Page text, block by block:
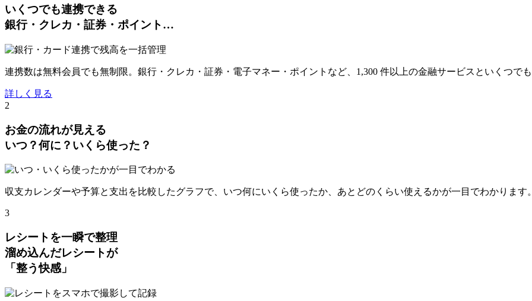
いくつでも連携できる
銀行・クレカ・証券・ポイント…
連携数は無料会員でも無制限。銀行・クレカ・証券・電子マネー・ポイントなど、1,300 件以上の金融サービスといくつでも
詳しく見る
2
お金の流れが見える
いつ？何に？いくら使った？
収支カレンダーや予算と支出を比較したグラフで、いつ何にいくら使ったか、あとどのくらい使えるかが一目でわかります。
3
レシートを一瞬で整理
溜め込んだレシートが
「整う快感」